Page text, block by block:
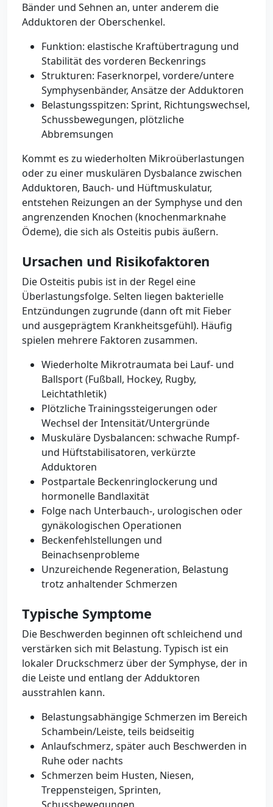
Bänder und Sehnen an, unter anderem die
Adduktoren der Oberschenkel.
Funktion: elastische Kraftübertragung und
Stabilität des vorderen Beckenrings
Strukturen: Faserknorpel, vordere/untere
Symphysenbänder, Ansätze der Adduktoren
Belastungsspitzen: Sprint, Richtungswechsel,
Schussbewegungen, plötzliche
Abbremsungen
Kommt es zu wiederholten Mikroüberlastungen
oder zu einer muskulären Dysbalance zwischen
Adduktoren, Bauch- und Hüftmuskulatur,
entstehen Reizungen an der Symphyse und den
angrenzenden Knochen (knochenmarknahe
Ödeme), die sich als Osteitis pubis äußern.
Ursachen und Risikofaktoren
Die Osteitis pubis ist in der Regel eine
Überlastungsfolge. Selten liegen bakterielle
Entzündungen zugrunde (dann oft mit Fieber
und ausgeprägtem Krankheitsgefühl). Häufig
spielen mehrere Faktoren zusammen.
Wiederholte Mikrotraumata bei Lauf- und
Ballsport (Fußball, Hockey, Rugby,
Leichtathletik)
Plötzliche Trainingssteigerungen oder
Wechsel der Intensität/Untergründe
Muskuläre Dysbalancen: schwache Rumpf-
und Hüftstabilisatoren, verkürzte
Adduktoren
Postpartale Beckenringlockerung und
hormonelle Bandlaxität
Folge nach Unterbauch-, urologischen oder
gynäkologischen Operationen
Beckenfehlstellungen und
Beinachsenprobleme
Unzureichende Regeneration, Belastung
trotz anhaltender Schmerzen
Typische Symptome
Die Beschwerden beginnen oft schleichend und
verstärken sich mit Belastung. Typisch ist ein
lokaler Druckschmerz über der Symphyse, der in
die Leiste und entlang der Adduktoren
ausstrahlen kann.
Belastungsabhängige Schmerzen im Bereich
Schambein/Leiste, teils beidseitig
Anlaufschmerz, später auch Beschwerden in
Ruhe oder nachts
Schmerzen beim Husten, Niesen,
Treppensteigen, Sprinten,